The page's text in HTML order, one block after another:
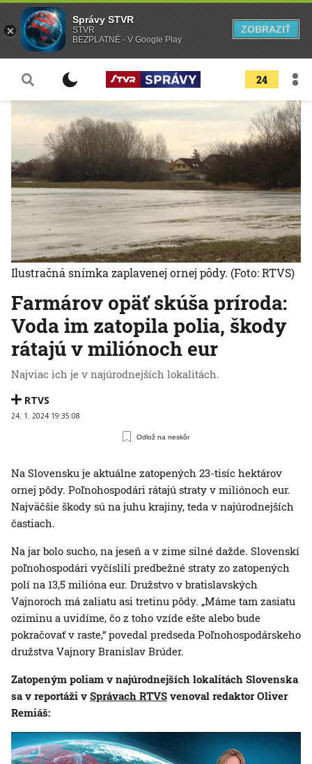
24
Farmárov opäť skúša príroda:
Voda im zatopila polia, škody
rátajú v miliónoch eur
Najviac ich je v najúrodnejších lokalitách.
RTVS
24. 1. 2024 19:35:08
Odlož na neskôr
Ilustračná snímka zaplavenej ornej pôdy. (Foto: RTVS)
Na Slovensku je aktuálne zatopených 23-tisíc hektárov
ornej pôdy. Poľnohospodári rátajú straty v miliónoch eur.
Najväčšie škody sú na juhu krajiny, teda v najúrodnejších
častiach.
Na jar bolo sucho, na jeseň a v zime silné dažde. Slovenskí
poľnohospodári vyčíslili predbežné straty zo zatopených
polí na 13,5 milióna eur. Družstvo v bratislavských
Vajnoroch má zaliatu asi tretinu pôdy. „Máme tam zasiatu
oziminu a uvidíme, čo z toho vzíde ešte alebo bude
pokračovať v raste,“ povedal predseda Poľnohospodárskeho
družstva Vajnory Branislav Brúder.
Zatopeným poliam v najúrodnejších lokalitách Slovenska
sa v reportáži v Správach RTVS venoval redaktor Oliver
Remiáš:
Správy STVR
STVR
BEZPLATNÉ - V Google Play
ZOBRAZIŤ